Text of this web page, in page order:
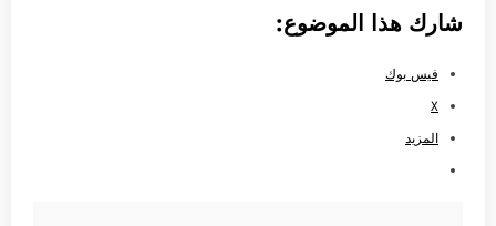
شارك هذا الموضوع:
فيس بوك
X
المزيد